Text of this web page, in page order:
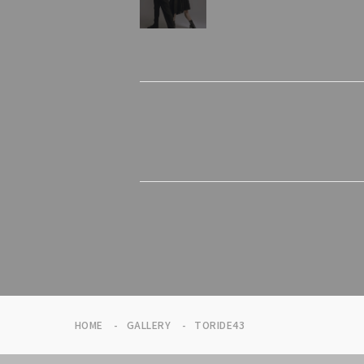
HOME GALLERY TORIDE43